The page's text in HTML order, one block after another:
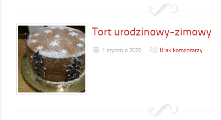
Tort urodzinowy-zimowy
1 stycznia 2020 Brak komentarzy